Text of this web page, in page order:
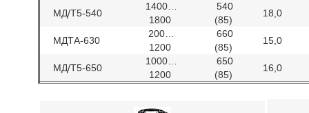
МД/Т5-540
1400…
1800
540
(85)
18,0
МДТА-630
200…
1200
660
(85)
15,0
МД/Т5-650
1000…
1200
650
(85)
16,0